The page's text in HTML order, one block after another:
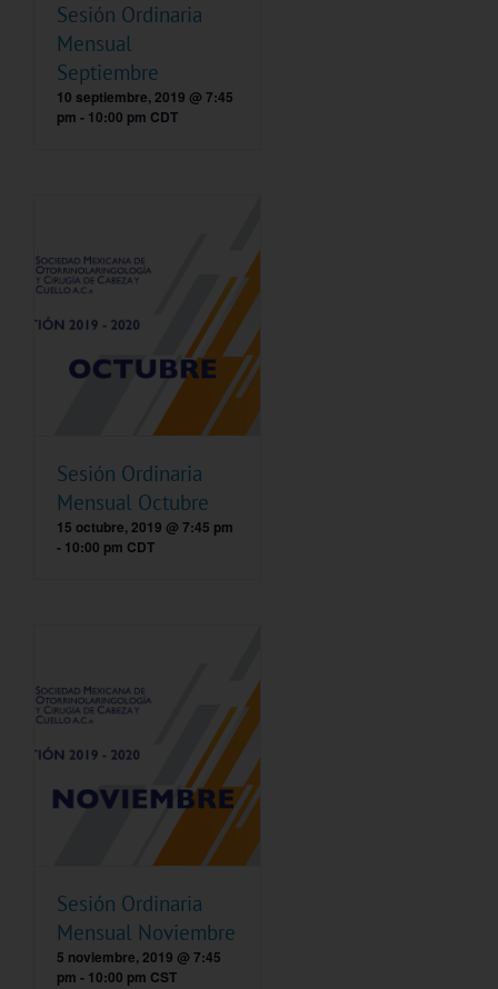
Sesión Ordinaria
Mensual
Septiembre
10 septiembre, 2019 @ 7:45
pm - 10:00 pm CDT
Sesión Ordinaria
Mensual Octubre
15 octubre, 2019 @ 7:45 pm
- 10:00 pm CDT
Sesión Ordinaria
Mensual Noviembre
5 noviembre, 2019 @ 7:45
pm - 10:00 pm CST